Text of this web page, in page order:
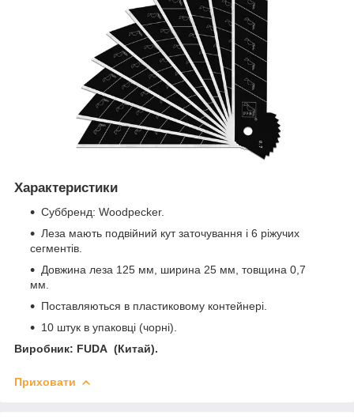
Характеристики
Суббренд: Woodpecker.
Леза мають подвійний кут заточування і 6 ріжучих
сегментів.
Довжина леза 125 мм, ширина 25 мм, товщина 0,7
мм.
Поставляються в пластиковому контейнері.
10 штук в упаковці (чорні).
Виробник: FUDA (Китай).
Приховати